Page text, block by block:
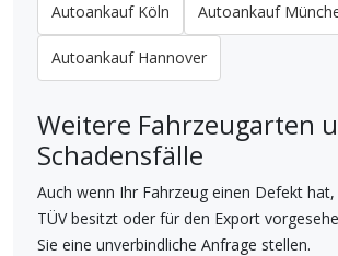
Autoankauf Köln Autoankauf
Autoankauf Hannover
Weitere Fahrzeugarten
Schadensfälle
Auch wenn Ihr Fahrzeug einen Defekt
TÜV besitzt oder für den Export
Sie eine unverbindliche Anfrage stellen.